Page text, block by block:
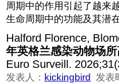
周期中的作用引起了越来
生命周期中的功能及其潜
Halford Florence,
年英格兰感染动物场
Euro Surveill.
发表人： kickingbird 发表